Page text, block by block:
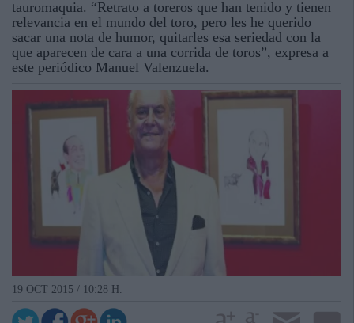
tauromaquia. “Retrato a toreros que han tenido y tienen
relevancia en el mundo del toro, pero les he querido
sacar una nota de humor, quitarles esa seriedad con la
que aparecen de cara a una corrida de toros”, expresa a
este periódico Manuel Valenzuela.
19 OCT 2015 / 10:28 H.